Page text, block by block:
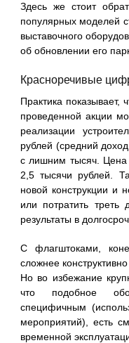
Здесь же стоит
популярных моделей
выставочного
об обновлении его
Красноречивые
Практика показывает,
проведенной акции
реализации
рублей (средний
с лишним тысяч. Цена
2,5 тысячи рублей.
новой конструкции и
или потратить треть
результаты в
С флагштоками,
сложнее
Но во избежание
что подобное
специфичным
мероприятий), есть
временной